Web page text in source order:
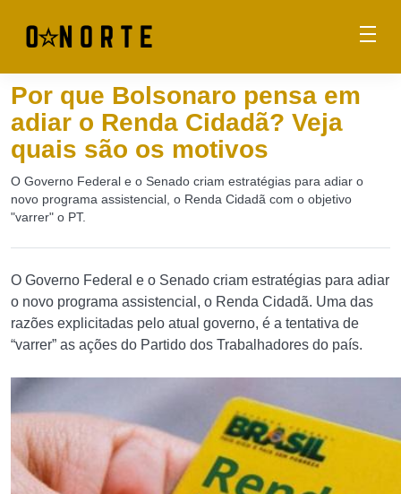
Por que Bolsonaro pensa em
adiar o Renda Cidadã? Veja
quais são os motivos
O Governo Federal e o Senado criam estratégias para adiar o
novo programa assistencial, o Renda Cidadã com o objetivo
"varrer" o PT.
O Governo Federal e o Senado criam estratégias para adiar
o novo programa assistencial, o Renda Cidadã. Uma das
razões explicitadas pelo atual governo, é a tentativa de
“varrer” as ações do Partido dos Trabalhadores do país.